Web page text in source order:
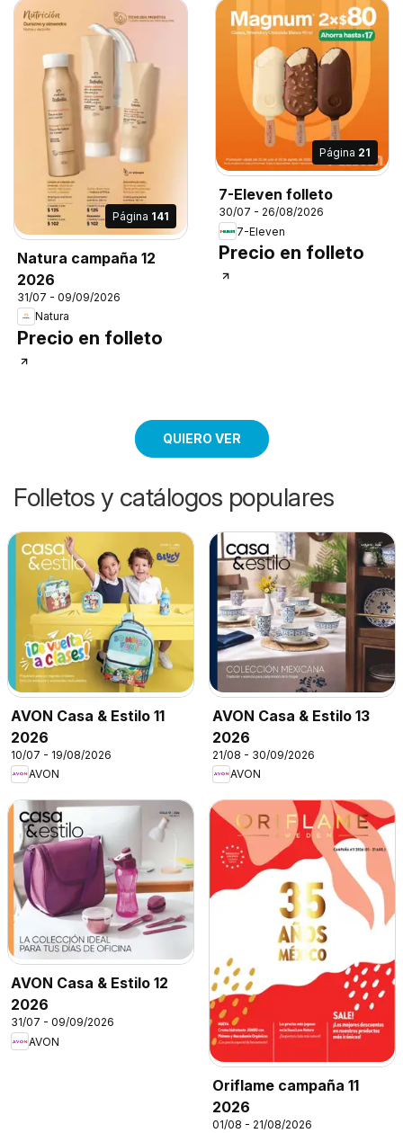
Página 141
Natura campaña 12
2026
31/07 - 09/09/2026
Natura
Precio en folleto
Página 21
7-Eleven folleto
30/07 - 26/08/2026
7-Eleven
Precio en folleto
QUIERO VER
Folletos y catálogos populares
AVON Casa & Estilo 11
2026
10/07 - 19/08/2026
AVON
AVON Casa & Estilo 13
2026
21/08 - 30/09/2026
AVON
AVON Casa & Estilo 12
2026
31/07 - 09/09/2026
AVON
Oriflame campaña 11
2026
01/08 - 21/08/2026